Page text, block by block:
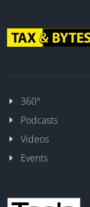
360°
Podcasts
Videos
Events